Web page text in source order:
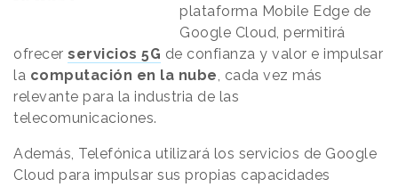
plataforma Mobile Edge de
Google Cloud, permitirá
ofrecer servicios 5G de confianza y valor e impulsar
la computación en la nube, cada vez más
relevante para la industria de las
telecomunicaciones.
Además, Telefónica utilizará los servicios de Google
Cloud para impulsar sus propias capacidades